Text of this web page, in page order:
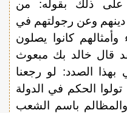
ذلك بقوله: من
دينهم وعن رجولتهم في
كانوا يصلون
قال خالد بك مبعوث
بهذا الصدد: لو رجعنا
الحكم في الدولة
والمظالم باسم الشعب